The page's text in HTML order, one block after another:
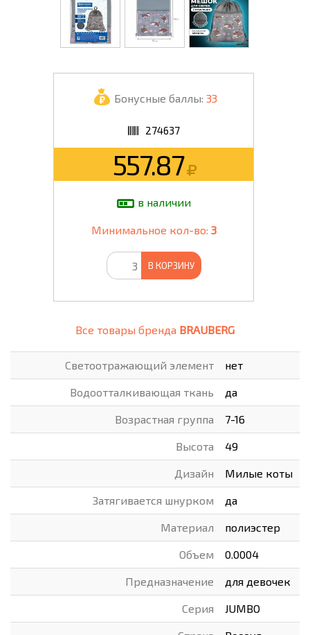
Бонусные баллы: 33
274637
557.87
в наличии
Минимальное кол-во: 3
В КОРЗИНУ
Все товары бренда BRAUBERG
Cветоотражающий элемент нет
Водоотталкивающая ткань да
Возрастная группа 7-16
Высота 49
Дизайн Милые коты
Затягивается шнурком да
Материал полиэстер
Объем 0.0004
Предназначение для девочек
Серия JUMBO